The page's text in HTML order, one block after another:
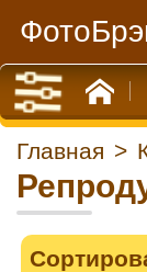
Главная >